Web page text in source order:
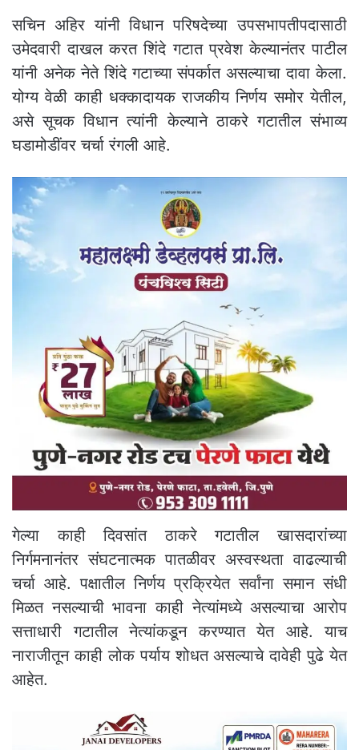
सचिन अहिर यांनी विधान परिषदेच्या उपसभापतीपदासाठी
उमेदवारी दाखल करत शिंदे गटात प्रवेश केल्यानंतर पाटील
यांनी अनेक नेते शिंदे गटाच्या संपर्कात असल्याचा दावा केला.
योग्य वेळी काही धक्कादायक राजकीय निर्णय समोर येतील,
असे सूचक विधान त्यांनी केल्याने ठाकरे गटातील संभाव्य
घडामोडींवर चर्चा रंगली आहे.
गेल्या काही दिवसांत ठाकरे गटातील खासदारांच्या
निर्गमनानंतर संघटनात्मक पातळीवर अस्वस्थता वाढल्याची
चर्चा आहे. पक्षातील निर्णय प्रक्रियेत सर्वांना समान संधी
मिळत नसल्याची भावना काही नेत्यांमध्ये असल्याचा आरोप
सत्ताधारी गटातील नेत्यांकडून करण्यात येत आहे. याच
नाराजीतून काही लोक पर्याय शोधत असल्याचे दावेही पुढे येत
आहेत.